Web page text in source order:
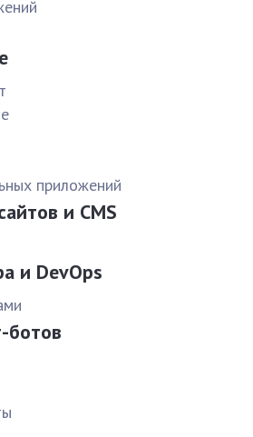
приложений
и CMS
и DevOps
ботов